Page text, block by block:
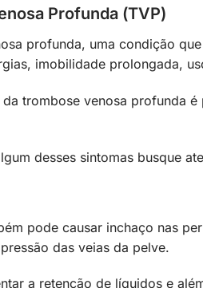
Profunda (TVP)
profunda, uma condição
imobilidade prolongada,
trombose venosa profunda
desses sintomas busque
pode causar inchaço nas
das veias da pelve.
a retenção de líquidos e